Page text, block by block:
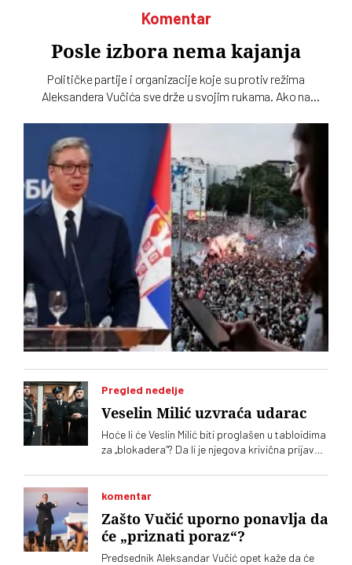
Komentar
Posle izbora nema kajanja
Političke partije i organizacije koje su protiv režima
Aleksandera Vučića sve drže u svojim rukama. Ako na
krive
Pregled nedelje
Veselin Milić uzvraća udarac
Hoće li će Veslin Milić biti proglašen u tabloidima
za „blokadera“? Da li je njegova krivična prijava
Vučića? I, ako jeste, mogu li se očekivati nove
kamare prljavog veša iz MUP-a?
komentar
Zašto Vučić uporno ponavlja da
će „priznati poraz“?
Predsednik Aleksandar Vučić opet kaže da će